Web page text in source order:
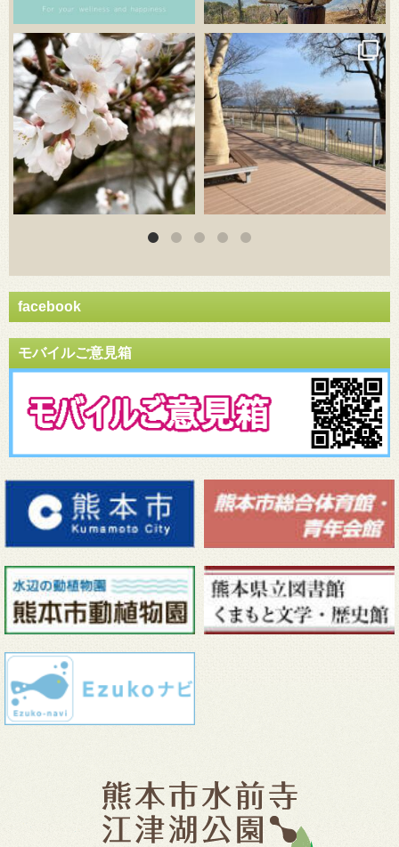
3月 20 3月 18
facebook
モバイルご意見箱